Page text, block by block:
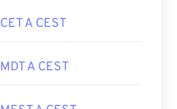
CET A CEST
MDT A CEST